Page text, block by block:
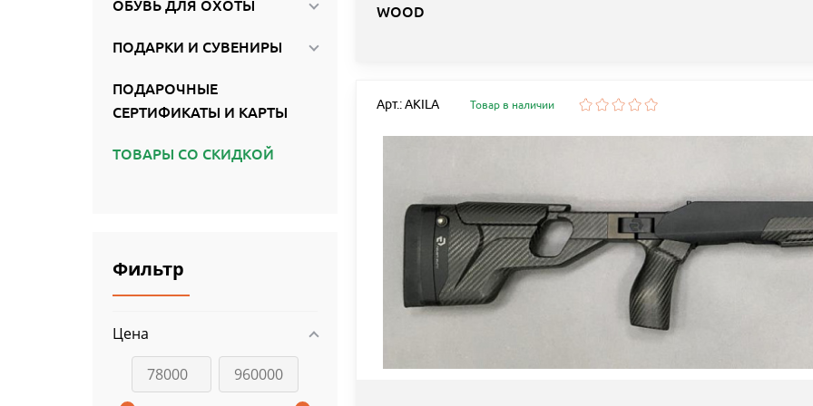
ОБУВЬ ДЛЯ ОХОТЫ
ПОДАРКИ И СУВЕНИРЫ
ПОДАРОЧНЫЕ
СЕРТИФИКАТЫ И КАРТЫ
ТОВАРЫ СО СКИДКОЙ
Фильтр
Цена
WOOD
Арт.: AKILA Товар в наличии